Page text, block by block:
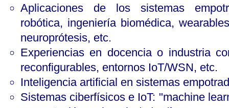
Aplicaciones de los sistemas
robótica, ingeniería biomédica,
neuroprótesis, etc.
Experiencias en docencia o industria
reconfigurables, entornos IoT/WSN, etc.
Inteligencia artificial en sistemas
Sistemas ciberfísicos e IoT: "machine